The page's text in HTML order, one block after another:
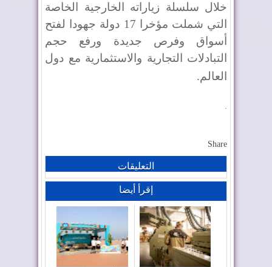
خلال سلسلة زياراته الخارجية الخاصة
التي شملت مؤخرا 17 دولة جهودا لفتح
أسواق وفرص جديدة ورفع حجم
التبادلات التجارية والاستثمارية مع دول
العالم.
.
Share
التعليقات
إقرأ أيضا